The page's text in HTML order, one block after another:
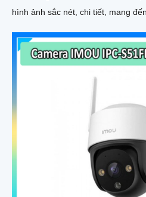
hình ảnh sắc nét, chi tiết, mang